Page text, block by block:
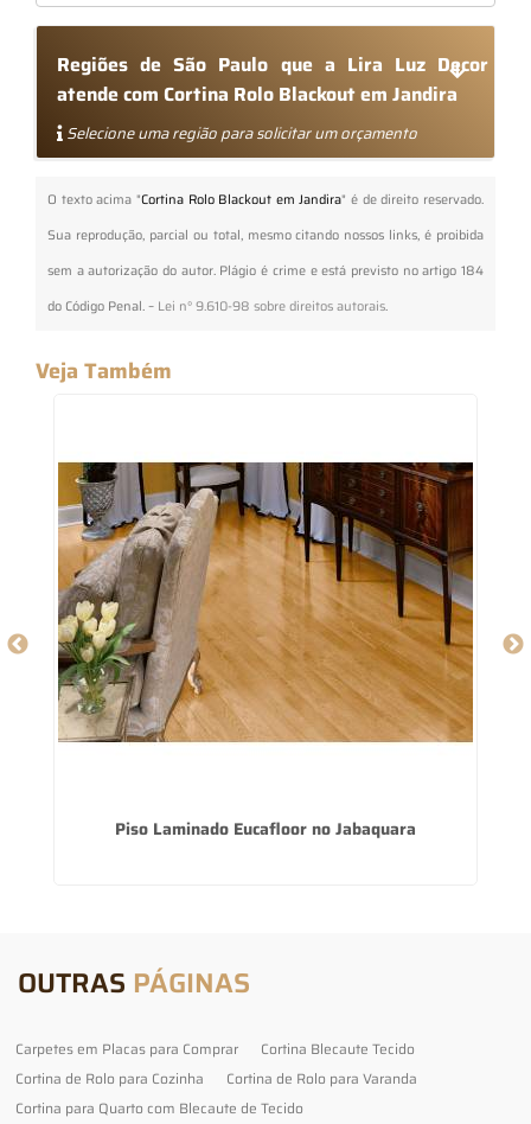
Regiões de São Paulo que a Lira Luz Decor
atende com Cortina Rolo Blackout em Jandira
Selecione uma região para solicitar um orçamento
O texto acima "Cortina Rolo Blackout em Jandira" é de direito reservado.
Sua reprodução, parcial ou total, mesmo citando nossos links, é proibida
sem a autorização do autor. Plágio é crime e está previsto no artigo 184
do Código Penal. – Lei n° 9.610-98 sobre direitos autorais.
Veja Também
Piso Laminado Eucafloor no Jabaquara
OUTRAS PÁGINAS
Carpetes em Placas para Comprar
Cortina Blecaute Tecido
Cortina de Rolo para Cozinha
Cortina de Rolo para Varanda
Cortina para Quarto com Blecaute de Tecido